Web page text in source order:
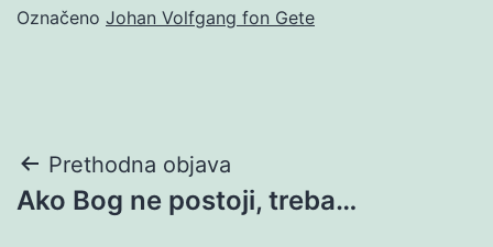
Označeno Johan Volfgang fon Gete
Navigacija
objava
Prethodna objava
Ako Bog ne postoji, treba…